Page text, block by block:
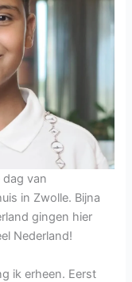
dag van
in Zwolle. Bijna
gingen hier
Nederland!
ik erheen. Eerst